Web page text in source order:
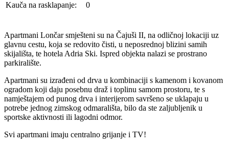
Kauča na rasklapanje:
0
Apartmani Lončar smješteni su na Čajuši II, na odličnoj lokaciji uz
glavnu cestu, koja se redovito čisti, u neposrednoj blizini samih
skijališta, te hotela Adria Ski. Ispred objekta nalazi se prostrano
parkiralište.
Apartmani su izrađeni od drva u kombinaciji s kamenom i kovanom
ogradom koji daju posebnu draž i toplinu samom prostoru, te s
namještajem od punog drva i interijerom savršeno se uklapaju u
potrebe jednog zimskog odmarališta, bilo da ste zaljubljenik u
sportske aktivnosti ili lagodni odmor.
Svi apartmani imaju centralno grijanje i TV!